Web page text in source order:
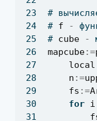
#
# f -
# cube -
mapcube:=
local
n :=
fs :=
for i